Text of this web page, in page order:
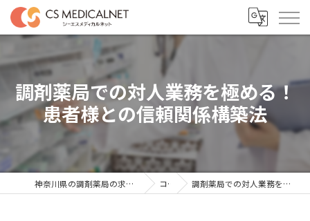
調剤薬局での対人業務を極める！
患者様との信頼関係構築法
神奈川県の調剤薬局の求人ならシーエスメディカルネット コラム 調剤薬局での対人業務を極める！患者との信頼関係構築法